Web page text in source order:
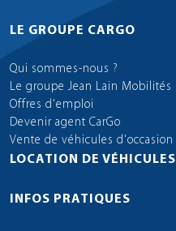
LE GROUPE CARGO
Qui sommes-nous ?
Le groupe Jean Lain Mobilités
Offres d'emploi
Devenir agent CarGo
Vente de véhicules d'occasion
LOCATION DE VÉHICULES
INFOS PRATIQUES